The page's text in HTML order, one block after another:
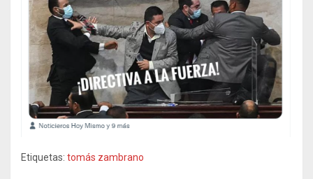
Etiquetas: tomás zambrano